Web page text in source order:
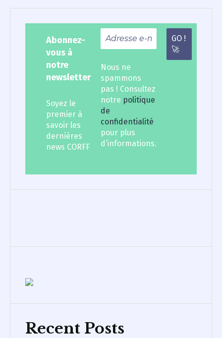
Abonnez-
vous à
notre
newsletter
Soyez le
premier à
savoir les
dernières
news CORFF
Nous ne
spammons
pas ! Consultez
notre politique
de
confidentialité
pour plus
d’informations.
Recent Posts